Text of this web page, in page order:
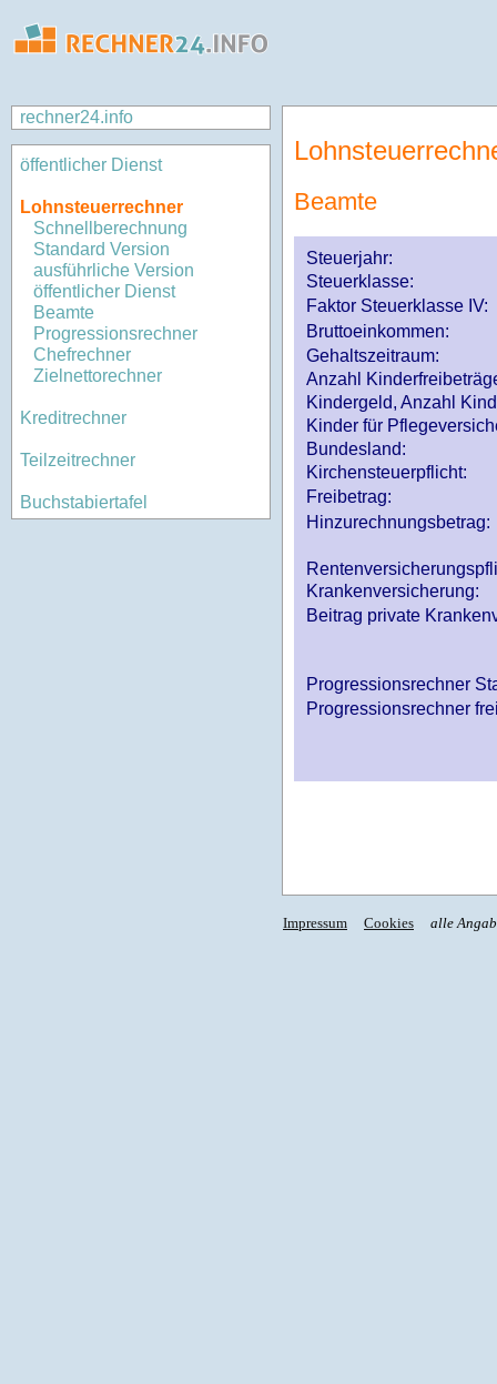
rechner24.info
öffentlicher Dienst
Lohnsteuerrechner
Schnellberechnung
Standard Version
ausführliche Version
öffentlicher Dienst
Beamte
Progressionsrechner
Chefrechner
Zielnettorechner
Kreditrechner
Teilzeitrechner
Buchstabiertafel
Beamte
Steuerjahr:
Steuerklasse:
Faktor Steuerklasse IV:
Bruttoeinkommen:
Gehaltszeitraum:
Anzahl
Kindergeld, Anzahl
Kinder für
Bundesland:
Kirchensteuerpflicht:
Freibetrag:
Hinzurechnungsbetrag:
Krankenversicherung:
Beitrag private
Progressionsrechner
Progressionsrechner
Impressum Cookies alle